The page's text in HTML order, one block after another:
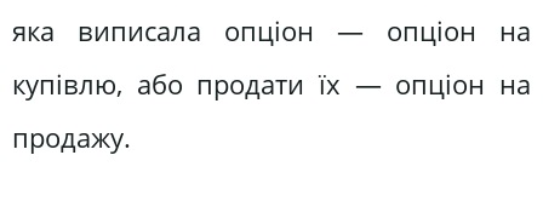
яка виписала опціон — опціон на
купівлю, або продати їх — опціон на
продажу.